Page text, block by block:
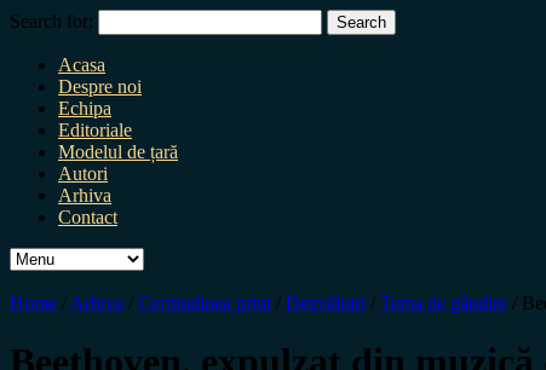
Search for:
Acasa
Despre noi
Echipa
Editoriale
Modelul de țară
Autori
Arhiva
Contact
Home / Arhiva / Certitudinea print / Dezvăluiri / Tema de gândire /